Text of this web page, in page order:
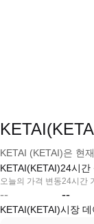
KETAI (KETAI)은 현
KETAI(KETAI)24시간
오늘의 가격 변동
--
24시간
--
KETAI(KETAI)시장 데